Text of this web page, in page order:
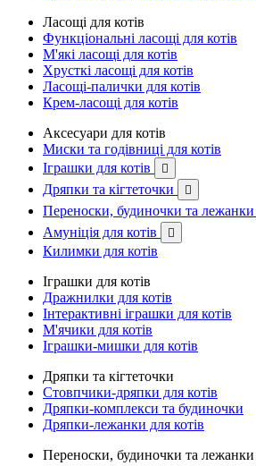
Ласощі для котів
Функціональні ласощі для котів
М'які ласощі для котів
Хрусткі ласощі для котів
Ласощі-палички для котів
Крем-ласощі для котів
Аксесуари для котів
Миски та годівниці для котів
Іграшки для котів

Дряпки та кігтеточки 
Переноски, будиночки та лежанки
Амуніція для котів 
Килимки для котів
Іграшки для котів
Дражнилки для котів
Інтерактивні іграшки для котів
М'ячики для котів
Іграшки-мишки для котів
Дряпки та кігтеточки
Стовпчики-дряпки для котів
Дряпки-комплекси та будиночки
Дряпки-лежанки для котів
Переноски, будиночки та лежанки